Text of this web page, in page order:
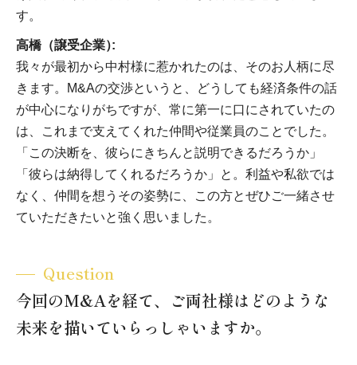
す。
高橋（譲受企業）
我々が最初から中村様に惹かれたのは、そのお人柄に尽
きます。M&Aの交渉というと、どうしても経済条件の話
が中心になりがちですが、常に第一に口にされていたの
は、これまで支えてくれた仲間や従業員のことでした。
「この決断を、彼らにきちんと説明できるだろうか」
「彼らは納得してくれるだろうか」と。利益や私欲では
なく、仲間を想うその姿勢に、この方とぜひご一緒させ
ていただきたいと強く思いました。
Question
今回のM&Aを経て、ご両社様はどのような
未来を描いていらっしゃいますか。